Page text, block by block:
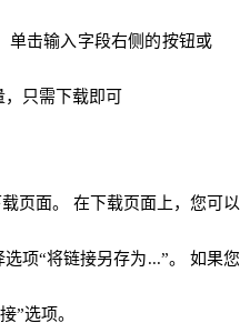
单击输入字段右侧的按钮或
只需下载即可
页面。 在下载页面上，您可以
项“将链接另存为...”。 如果您
”选项。